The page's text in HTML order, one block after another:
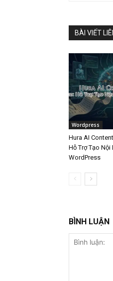
BÀI VIẾT
Wordpress
Hura AI
Hỗ Trợ Tạo Nội
WordPress
BÌNH LUẬN